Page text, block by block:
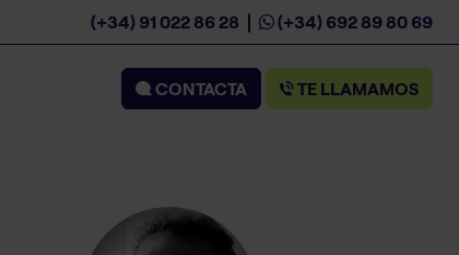
CONTACTA TE LLAMAMOS
(+34) 91 022 86 28 (+34) 692 89 80 69